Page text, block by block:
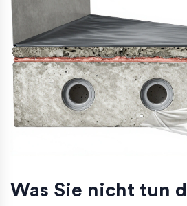
Was Sie nicht tun